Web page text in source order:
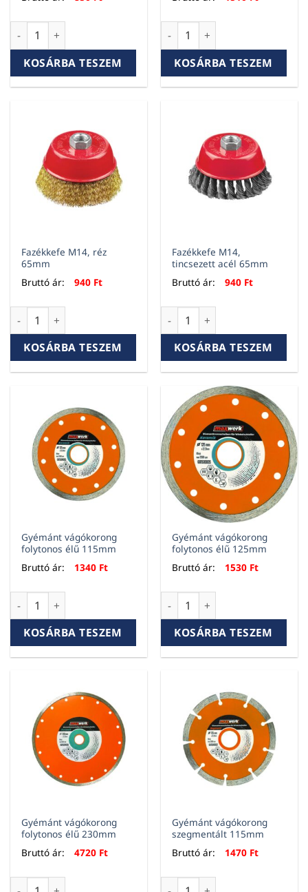
Fazékkefe M14, acél 65mm mennyiség
KOSÁRBA TESZEM
Fazékkefe M14, réz 100mm
KOSÁRBA TESZEM
Fazékkefe M14, réz
65mm
Bruttó ár:
940 Ft
Fazékkefe M14, réz 65mm mennyiség
KOSÁRBA TESZEM
Fazékkefe M14,
tincsezett acél 65mm
Bruttó ár:
940 Ft
Fazékkefe M14, tincsezett
KOSÁRBA TESZEM
Gyémánt vágókorong
folytonos élű 115mm
Bruttó ár:
1340 Ft
Gyémánt vágókorong folytonos élű 115mm mennyiség
KOSÁRBA TESZEM
Gyémánt vágókorong
folytonos élű 125mm
Bruttó ár:
1530 Ft
Gyémánt vágókorong
KOSÁRBA TESZEM
Gyémánt vágókorong
folytonos élű 230mm
Bruttó ár:
4720 Ft
Gyémánt vágókorong folytonos élű 230mm mennyiség
Gyémánt vágókorong
szegmentált 115mm
Bruttó ár:
1470 Ft
Gyémánt vágókorong